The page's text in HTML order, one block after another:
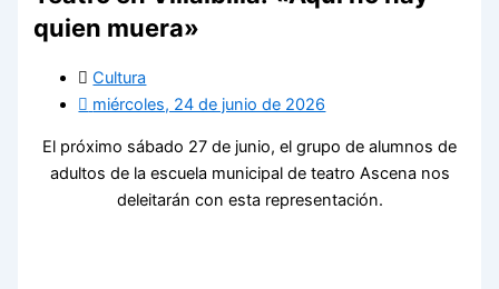
quien muera»
Cultura
miércoles, 24 de junio de 2026
El próximo sábado 27 de junio, el grupo de alumnos de
adultos de la escuela municipal de teatro Ascena nos
deleitarán con esta representación.